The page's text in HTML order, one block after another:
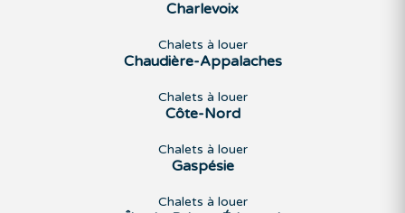
Charlevoix
Chalets à louer
Chaudière-Appalaches
Chalets à louer
Côte-Nord
Chalets à louer
Gaspésie
Chalets à louer